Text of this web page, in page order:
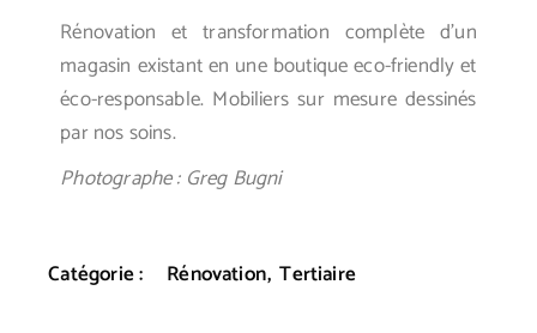
Rénovation et transformation complète d’un
magasin existant en une boutique eco-friendly et
éco-responsable. Mobiliers sur mesure dessinés
par nos soins.
Photographe : Greg Bugni
Catégorie : Rénovation Tertiaire